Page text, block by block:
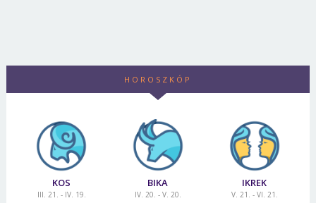
HOROSZKÓP
KOS
III. 21. - IV. 19.
BIKA
IV. 20. - V. 20.
IKREK
V. 21. - VI. 21.